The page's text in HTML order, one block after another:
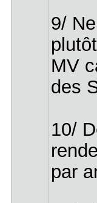
9/
MV
des
10/
par